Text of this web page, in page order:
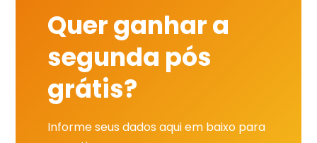
Quer ganhar a
segunda pós
grátis?
Informe seus dados aqui em baixo para